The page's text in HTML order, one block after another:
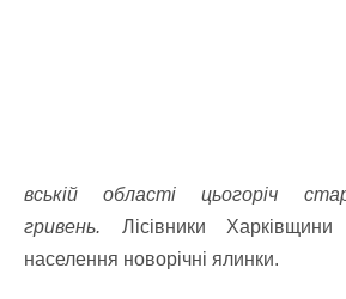
вській області цьогоріч
гривень. Лісівники
населення новорічні ялинки.